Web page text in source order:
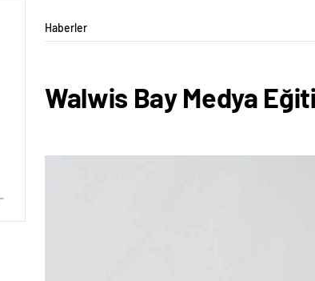
Haberler
Walwis Bay Medya